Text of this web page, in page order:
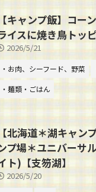
【キャンプ飯】コー
イスに焼き鳥トッ
2026/5/21
・お肉、シーフード、野菜
・麺類・ごはん
【北海道＊湖キャン
プ場＊ユニバーサ
ト)【支笏湖】
2026/5/20